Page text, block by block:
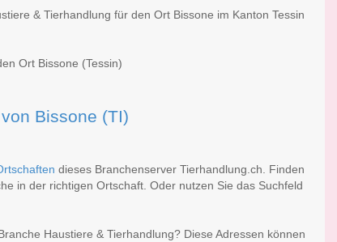
& Tierhandlung für den Ort Bissone im Kanton Tessin
Ort Bissone (Tessin)
Bissone (TI)
dieses Branchenserver Tierhandlung.ch. Finden
in der richtigen Ortschaft. Oder nutzen Sie das Suchfeld
Haustiere & Tierhandlung? Diese Adressen können